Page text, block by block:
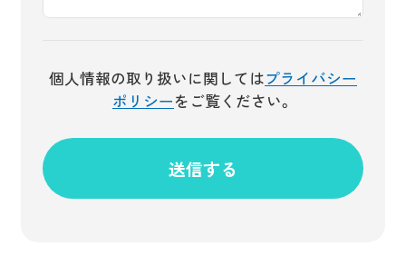
個人情報の取り扱いに関してはプライバシー
ポリシーをご覧ください。